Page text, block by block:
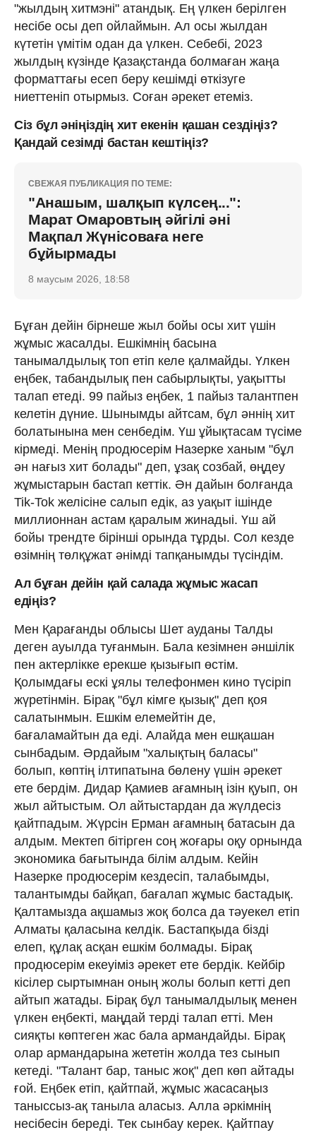
"жылдың хитмэні" атандық. Ең үлкен берілген
несібе осы деп ойлаймын. Ал осы жылдан
күтетін үмітім одан да үлкен. Себебі, 2023
жылдың күзінде Қазақстанда болмаған жаңа
форматтағы есеп беру кешімді өткізуге
ниеттеніп отырмыз. Соған әрекет етеміз.
Сіз бұл әніңіздің хит екенін қашан сездіңіз?
Қандай сезімді бастан кештіңіз?
СВЕЖАЯ ПУБЛИКАЦИЯ ПО ТЕМЕ:
"Анашым, шалқып күлсең...":
Марат Омаровтың әйгілі әні
Мақпал Жүнісоваға неге
бұйырмады
8 маусым 2026, 18:58
Бұған дейін бірнеше жыл бойы осы хит үшін
жұмыс жасалды. Ешкімнің басына
танымалдылық топ етіп келе қалмайды. Үлкен
еңбек, табандылық пен сабырлықты, уақытты
талап етеді. 99 пайыз еңбек, 1 пайыз талантпен
келетін дүние. Шынымды айтсам, бұл әннің хит
болатынына мен сенбедім. Үш ұйықтасам түсіме
кірмеді. Менің продюсерім Назерке ханым "бұл
ән нағыз хит болады" деп, ұзақ созбай, өңдеу
жұмыстарын бастап кеттік. Ән дайын болғанда
Tik-Tok желісіне салып едік, аз уақыт ішінде
миллионнан астам қаралым жинадыі. Үш ай
бойы трендте бірінші орында тұрды. Сол кезде
өзімнің төлқұжат әнімді тапқанымды түсіндім.
Ал бұған дейін қай салада жұмыс жасап
едіңіз?
Мен Қарағанды облысы Шет ауданы Талды
деген ауылда туғанмын. Бала кезімнен әншілік
пен актерлікке ерекше қызығып өстім.
Қолымдағы ескі ұялы телефонмен кино түсіріп
жүретінмін. Бірақ "бұл кімге қызық" деп қоя
салатынмын. Ешкім елемейтін де,
бағаламайтын да еді. Алайда мен ешқашан
сынбадым. Әрдайым "халықтың баласы"
болып, көптің ілтипатына бөлену үшін әрекет
ете бердім. Дидар Қамиев ағамның ізін қуып, он
жыл айтыстым. Ол айтыстардан да жүлдесіз
қайтпадым. Жүрсін Ерман ағамның батасын да
алдым. Мектеп бітірген соң жоғары оқу орнында
экономика бағытында білім алдым. Кейін
Назерке продюсерім кездесіп, талабымды,
талантымды байқап, бағалап жұмыс бастадық.
Қалтамызда ақшамыз жоқ болса да тәуекел етіп
Алматы қаласына келдік. Бастапқыда бізді
елеп, құлақ асқан ешкім болмады. Бірақ
продюсерім екеуіміз әрекет ете бердік. Кейбір
кісілер сыртымнан оның жолы болып кетті деп
айтып жатады. Бірақ бұл танымалдылық менен
үлкен еңбекті, маңдай терді талап етті. Мен
сияқты көптеген жас бала армандайды. Бірақ
олар армандарына жететін жолда тез сынып
кетеді. "Талант бар, таныс жоқ" деп көп айтады
ғой. Еңбек етіп, қайтпай, жұмыс жасасаңыз
таныссыз-ақ таныла аласыз. Алла әркімнің
несібесін береді. Тек сынбау керек. Қайтпау